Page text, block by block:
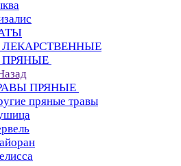
ЛЕКАРСТВЕННЫЕ
ПРЯНЫЕ
ПРЯНЫЕ
пряные травы